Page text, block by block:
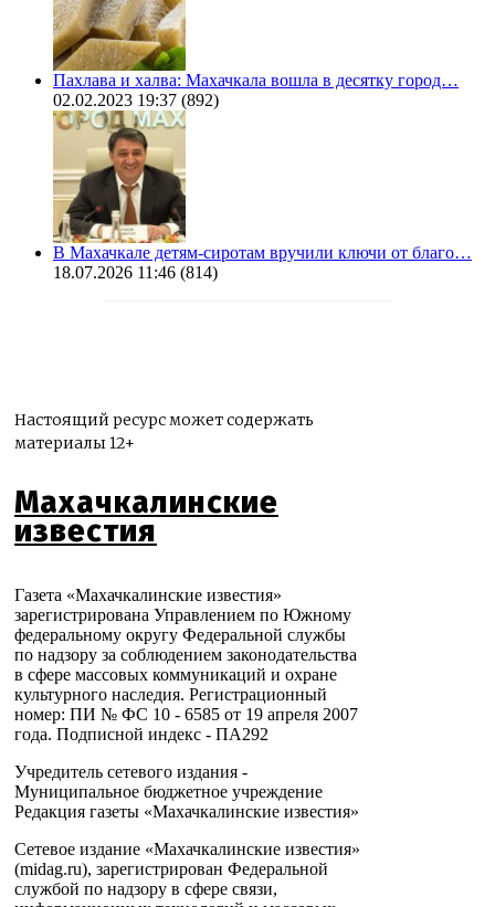
Пахлава и халва: Махачкала вошла в десятку город…
02.02.2023 19:37 (892)
В Махачкале детям-сиротам вручили ключи от благо…
18.07.2026 11:46 (814)
Настоящий ресурс может содержать
материалы 12+
Махачкалинские
известия
Газета «Махачкалинские известия»
зарегистрирована Управлением по Южному
федеральному округу Федеральной службы
по надзору за соблюдением законодательства
в сфере массовых коммуникаций и охране
культурного наследия. Регистрационный
номер: ПИ № ФС 10 - 6585 от 19 апреля 2007
года. Подписной индекс - ПА292
Учредитель сетевого издания -
Муниципальное бюджетное учреждение
Редакция газеты «Махачкалинские известия»
Сетевое издание «Махачкалинские известия»
(midag.ru), зарегистрирован Федеральной
службой по надзору в сфере связи,